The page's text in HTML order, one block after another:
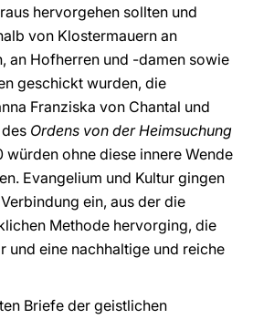
hervorgehen sollten und
von Klostermauern an
an Hofherren und -damen sowie
geschickt wurden, die
Franziska von Chantal und
Ordens von der Heimsuchung
würden ohne diese innere Wende
Evangelium und Kultur gingen
ein, aus der die
Methode hervorging, die
und eine nachhaltige und reiche
Briefe der geistlichen